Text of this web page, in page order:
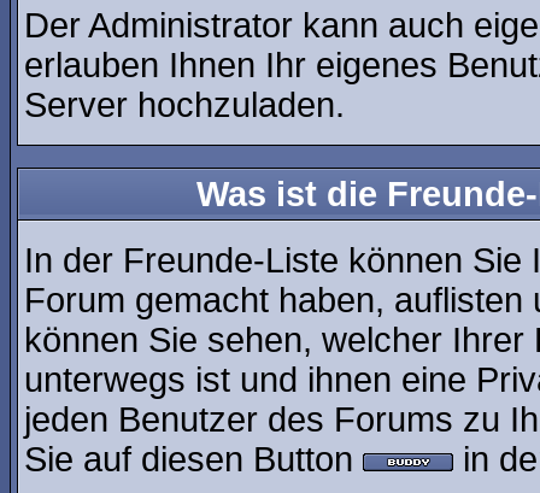
Der Administrator kann auch
erlauben Ihnen Ihr eigenes
Server hochzuladen.
Was ist die
In der Freunde-Liste können
Forum gemacht haben,
können Sie sehen, welcher
unterwegs ist und ihnen eine
jeden Benutzer des Forums zu
Sie auf diesen Button
in